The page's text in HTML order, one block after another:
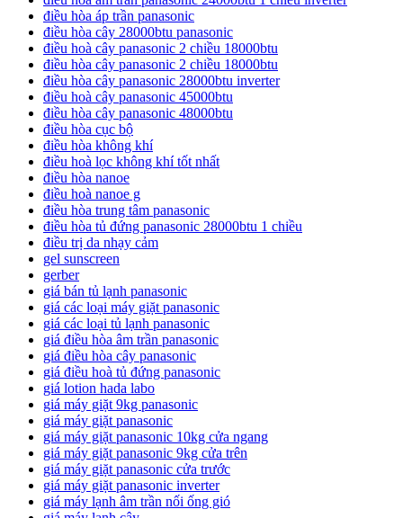
điều hòa áp trần panasonic
điều hòa cây 28000btu panasonic
điều hoà cây panasonic 2 chiều 18000btu
điều hòa cây panasonic 2 chiều 18000btu
điều hòa cây panasonic 28000btu inverter
điều hoà cây panasonic 45000btu
điều hòa cây panasonic 48000btu
điều hòa cục bộ
điều hòa không khí
điều hoà lọc không khí tốt nhất
điều hòa nanoe
điều hoà nanoe g
điều hòa trung tâm panasonic
điều hòa tủ đứng panasonic 28000btu 1 chiều
điều trị da nhạy cảm
gel sunscreen
gerber
giá bán tủ lạnh panasonic
giá các loại máy giặt panasonic
giá các loại tủ lạnh panasonic
giá điều hòa âm trần panasonic
giá điều hòa cây panasonic
giá điều hoà tủ đứng panasonic
giá lotion hada labo
giá máy giặt 9kg panasonic
giá máy giặt panasonic
giá máy giặt panasonic 10kg cửa ngang
giá máy giặt panasonic 9kg cửa trên
giá máy giặt panasonic cửa trước
giá máy giặt panasonic inverter
giá máy lạnh âm trần nối ống gió